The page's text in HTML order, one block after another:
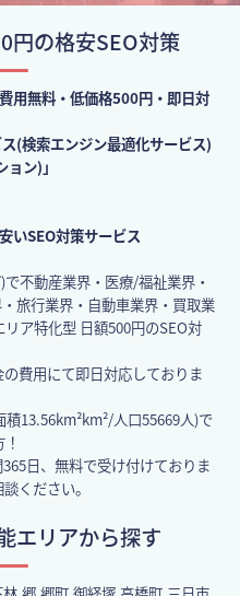
円の格安SEO対策
用無料・低価格500円・即日対
(検索エンジン最適化サービス)
ン)」
いSEO対策サービス
不動産業界・医療/福祉業界・
旅行業界・自動車業界・買取業
ア特化型 日額500円のSEO対
費用にて即日対応しておりま
13.56km²km²/人口55669人)で
日、無料で受け付けておりま
ください。
エリアから探す